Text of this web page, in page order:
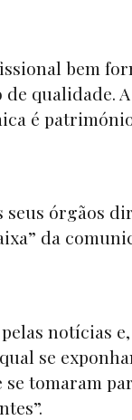
bem
qualidade.
é
seus órgãos
da
notícias
se
se tomaram